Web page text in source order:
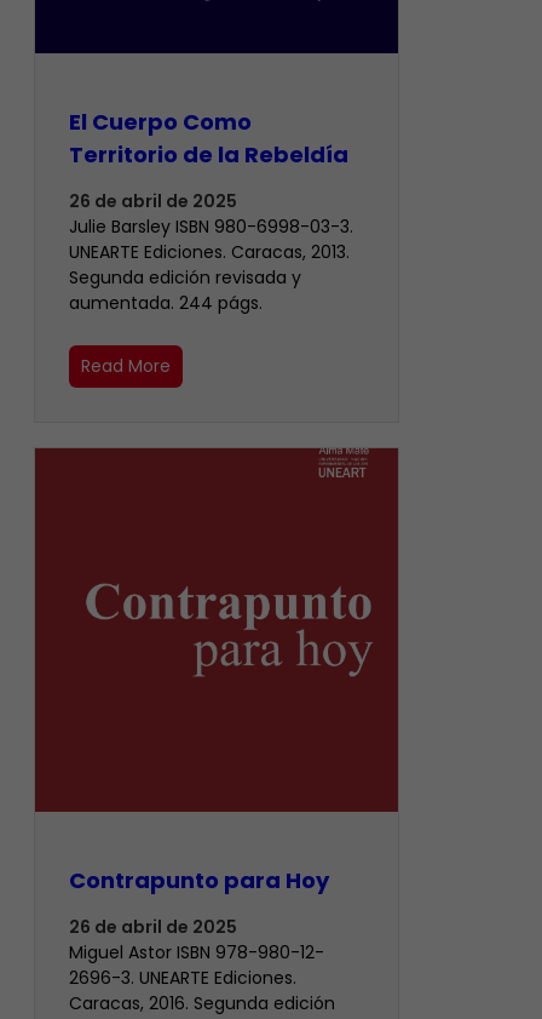
El Cuerpo Como
Territorio de la Rebeldía
26 de abril de 2025
Julie Barsley ISBN 980-6998-03-3.
UNEARTE Ediciones. Caracas, 2013.
Segunda edición revisada y
aumentada. 244 págs.
Read More
Contrapunto para Hoy
26 de abril de 2025
Miguel Astor ISBN 978-980-12-
2696-3. UNEARTE Ediciones.
Caracas, 2016. Segunda edición